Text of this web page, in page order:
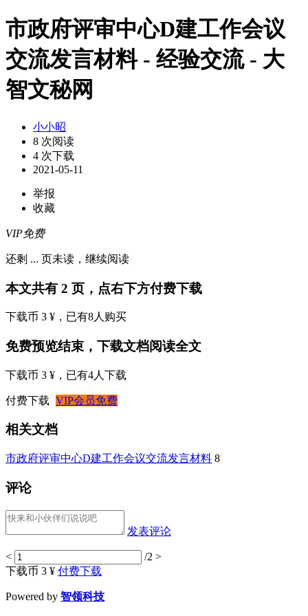
市政府评审中心D建工作会议
交流发言材料 - 经验交流 - 大
智文秘网
小小昭
8 次阅读
4 次下载
2021-05-11
举报
收藏
VIP免费
还剩 ... 页未读， 继续阅读
本文共有 2 页，点右下方付费下载
下载币 3 ¥ ，已有8人购买
免费预览结束，下载文档阅读全文
下载币 3 ¥ ，已有4人下载
付费下载 VIP会员免费
相关文档
市政府评审中心D建工作会议交流发言材料 8
评论
发表评论
< /2 >
下载币 3 ¥ 付费下载
Powered by 智领科技